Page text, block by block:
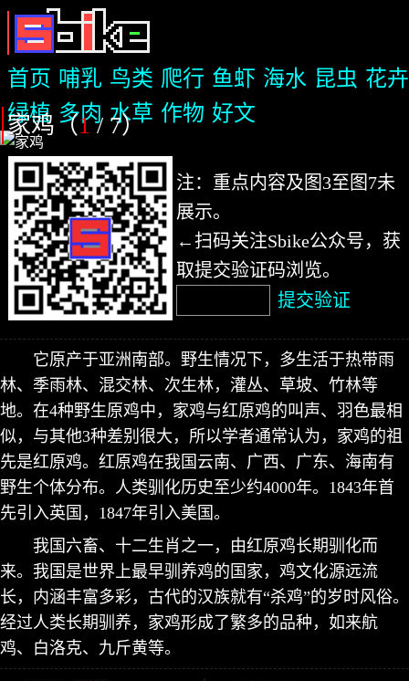
首页 哺乳 鸟类 爬行 鱼虾 海水 昆虫 花卉
绿植 多肉 水草 作物 好文
家鸡（1/ 7）
注：重点内容及图3至图7未
展示。
←扫码关注Sbike公众号，获
取提交验证码浏览。
提交验证
它原产于亚洲南部。野生情况下，多生活于热带雨
林、季雨林、混交林、次生林，灌丛、草坡、竹林等
地。在4种野生原鸡中，家鸡与红原鸡的叫声、羽色最相
似，与其他3种差别很大，所以学者通常认为，家鸡的祖
先是红原鸡。红原鸡在我国云南、广西、广东、海南有
野生个体分布。人类驯化历史至少约4000年。1843年首
先引入英国，1847年引入美国。
我国六畜、十二生肖之一，由红原鸡长期驯化而
来。我国是世界上最早驯养鸡的国家，鸡文化源远流
长，内涵丰富多彩，古代的汉族就有“杀鸡”的岁时风俗。
经过人类长期驯养，家鸡形成了繁多的品种，如来航
鸡、白洛克、九斤黄等。